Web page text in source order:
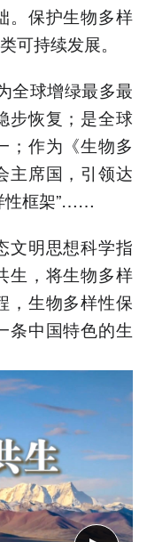
。保护生物多样
可持续发展。
全球增绿最多最
步恢复；是全球
；作为《生物多
主席国，引领达
性框架”……
文明思想科学指
生，将生物多样
，生物多样性保
条中国特色的生